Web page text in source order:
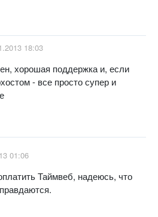
18:03
хорошая поддержка и, если
- все просто супер и
01:06
Таймвеб, надеюсь, что